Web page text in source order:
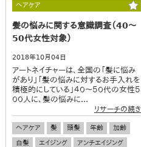
ヘアケア
髪の悩みに関する意識調査（40～
50代女性対象）
2018年10月04日
アートネイチャーは、全国の「髪に悩み
があり」「髪の悩みに対するお手入れを
積極的にしている」４０～５０代の女性５
００人に、髪の悩みに...
リサーチの続き
ヘアケア 髪 頭髪 年齢
加齢
白髪
エイジング
アンチエイジング